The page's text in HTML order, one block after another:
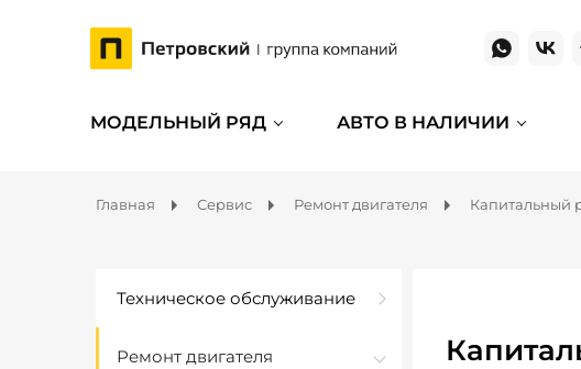
МОДЕЛЬНЫЙ РЯД АВТО В НАЛИЧИИ
Главная Сервис Ремонт двигателя Капитальный
Техническое обслуживание
Ремонт двигателя